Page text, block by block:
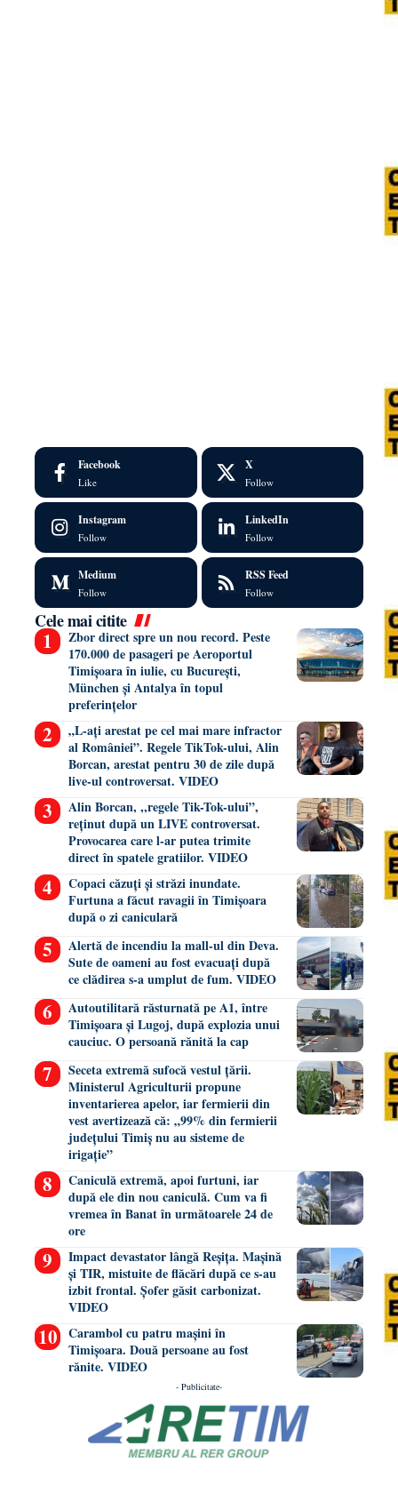
Facebook
Like
X
Follow
Instagram
Follow
LinkedIn
Follow
Medium
Follow
RSS Feed
Follow
Cele mai citite
Zbor direct spre un nou record. Peste
170.000 de pasageri pe Aeroportul
Timișoara în iulie, cu București,
München și Antalya în topul
preferințelor
„L-ați arestat pe cel mai mare infractor
al României”. Regele TikTok-ului, Alin
Borcan, arestat pentru 30 de zile după
live-ul controversat. VIDEO
Alin Borcan, ,,regele Tik-Tok-ului”,
reținut după un LIVE controversat.
Provocarea care l-ar putea trimite
direct în spatele gratiilor. VIDEO
Copaci căzuți și străzi inundate.
Furtuna a făcut ravagii în Timișoara
după o zi caniculară
Alertă de incendiu la mall-ul din Deva.
Sute de oameni au fost evacuați după
ce clădirea s-a umplut de fum. VIDEO
Autoutilitară răsturnată pe A1, între
Timișoara și Lugoj, după explozia unui
cauciuc. O persoană rănită la cap
Seceta extremă sufocă vestul țării.
Ministerul Agriculturii propune
inventarierea apelor, iar fermierii din
vest avertizează că: „99% din fermierii
județului Timiș nu au sisteme de
irigație”
Caniculă extremă, apoi furtuni, iar
după ele din nou caniculă. Cum va fi
vremea în Banat în următoarele 24 de
ore
Impact devastator lângă Reșița. Mașină
și TIR, mistuite de flăcări după ce s-au
izbit frontal. Șofer găsit carbonizat.
VIDEO
Carambol cu patru mașini în
Timișoara. Două persoane au fost
rănite. VIDEO
- Publicitate-